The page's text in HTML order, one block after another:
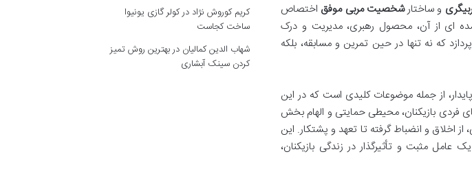
و ساختارشخصیت مربی موفق اختصاص
ای از آن، محصول رهبری، مدیریت و درک
که نه تنها در حین تمرین و مسابقه، بلکه
از جمله موضوعات کلیدی است که در این
فردی بازیکنان، محیطی حمایتی و الهام بخش
از اخلاق و انضباط گرفته تا تعهد و پشتکار. این
مثبت و تأثیرگذار در زندگی بازیکنان،
کریم کوروش نژاد درکولر گازی یونیوا
ساخت کجاست
شهاب الدین کمالیان دربهترین روش تمیز
کردن سینک آبشاری